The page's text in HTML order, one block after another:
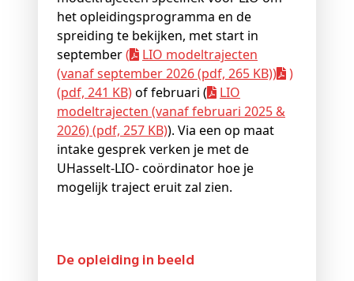
het opleidingsprogramma en de
spreiding te bekijken, met start in
september(
LIO modeltrajecten
(vanaf september 2026 (pdf, 265 KB))
)
(pdf, 241 KB)of februari (
LIO
modeltrajecten (vanaf februari 2025 &
2026) (pdf, 257 KB)). Via een op maat
intake gesprek verken je met de
UHasselt-LIO- coördinator hoe je
mogelijk traject eruit zal zien.
De opleiding in beeld